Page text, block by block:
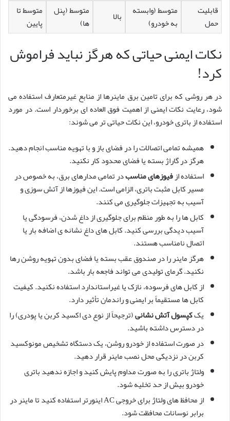
قابلیت
حمل
متوسط (وابسته
به خودرو)
بالا
متوسط (پنل
ها)
متوسط تا
پایین
نکات ایمنی حیاتی که هرگز نباید فراموش
کرد!
در هر روشی که برای تامین برق ماینرها از منابع غیرمتعارف استفاده می
شود، رعایت نکات ایمنی از اهمیت فوق العاده ای برخوردار است. در مورد
استفاده از باتری خودرو، این نکات حیاتی تر می شوند:
همیشه تمامی اتصالات را در فضای باز و با تهویه مناسب انجام دهید.
هرگز در گاراژ بسته یا فضای محدود کار نکنید.
استفاده ازفیوزهای مناسبدر تمامی مدارهای برق، به خصوص در
مسیر کابل مثبت باتری، الزامی است. این فیوزها از آتش سوزی و
آسیب به تجهیزات جلوگیری می کنند.
کابل ها را به طور منظم برای جلوگیری از داغ شدن، فرسودگی یا
آسیب دیدگی بررسی کنید. کابل های داغ نشانه ی اضافه بار یا
اتصال نامناسب هستند.
هرگز ماینر را در صندوق عقب بسته یا فضای بدون تهویه روشن رها
نکنید. گرمای تولیدی می تواند فاجعه بار باشد.
از کابل های فرسوده، نازک یا غیراستاندارد استفاده نکنید. کیفیت
کابل ها مستقیماً بر ایمنی و راندمان تأثیر دارد.
یککپسول آتش نشانی(ترجیحاً از نوع دی اکسید کربن یا پودری) را
در دسترس داشته باشید.
در صورت استفاده از خودرو روشن، یک دستگاه تشخیص مونوکسید
کربن در نزدیکی محل نصب ماینر قرار دهید.
ولتاژ باتری را به صورت مداوم پایش کنید و اجازه ندهید باتری
خودرو بیش از حد تخلیه شود.
از محافظ های ولتاژ برای خروجی AC اینورتر استفاده کنید تا ماینر در
برابر نوسانات محافظت شود.